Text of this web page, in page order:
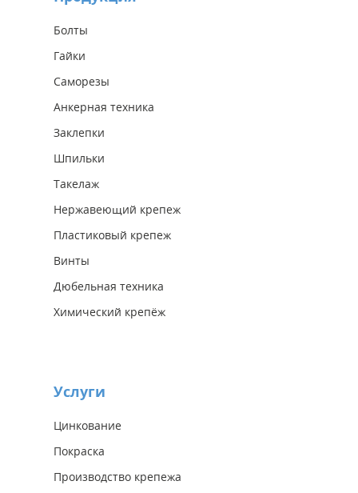
Болты
Гайки
Саморезы
Анкерная техника
Заклепки
Шпильки
Такелаж
Нержавеющий крепеж
Пластиковый крепеж
Винты
Дюбельная техника
Химический крепёж
Услуги
Цинкование
Покраска
Производство крепежа